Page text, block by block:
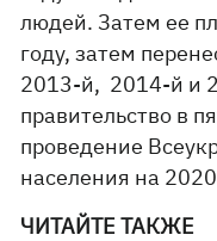
людей. Затем ее
году, затем
2013-й, 2014-й и
правительство в
проведение
населения на
ЧИТАЙТЕ ТАКЖЕ